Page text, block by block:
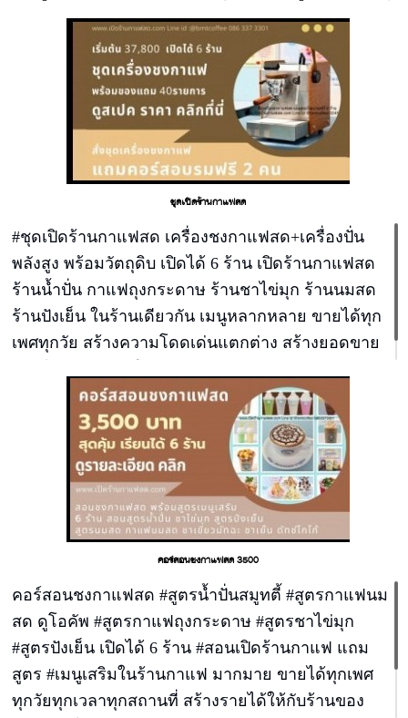
สด สูตรปังเย็นบิงซู เปิดได้ 6 ร้าน เรียน 9.00-14.00 วัน
ชุดเปิดร้านกาแฟสด
#ชุดเปิดร้านกาแฟสด เครื่องชงกาแฟสด+เครื่องปั่น
พลังสูง พร้อมวัตถุดิบ เปิดได้ 6 ร้าน เปิดร้านกาแฟสด
ร้านน้ำปั่น กาแฟถุงกระดาษ ร้านชาไข่มุก ร้านนมสด
ร้านปังเย็น ในร้านเดียวกัน เมนูหลากหลาย ขายได้ทุก
เพศทุกวัย สร้างความโดดเด่นแตกต่าง สร้างยอดขาย
คอร์สอนชงกาแฟสด 3500
คอร์สอนชงกาแฟสด #สูตรน้ำปั่นสมูทตี้ #สูตรกาแฟนม
สด ดูโอคัพ #สูตรกาแฟถุงกระดาษ #สูตรชาไข่มุก
#สูตรปังเย็น เปิดได้ 6 ร้าน #สอนเปิดร้านกาแฟ แถม
สูตร #เมนูเสริมในร้านกาแฟ มากมาย ขายได้ทุกเพศ
ทุกวัยทุกเวลาทุกสถานที่ สร้างรายได้ให้กับร้านของ